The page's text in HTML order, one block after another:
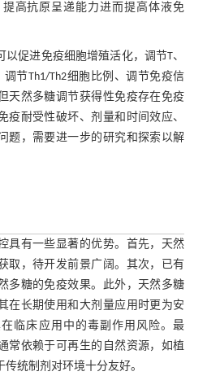
高抗原呈递能力进而提高体液免
促进免疫细胞增殖活化，调节T、
节Th1/Th2细胞比例、调节免疫信
天然多糖调节获得性免疫存在免疫
疫耐受性破坏、剂量和时间效应、
题，需要进一步的研究和探索以解
具有一些显著的优势。首先，天然
取，待开发前景广阔。其次，已有
多糖的免疫效果。此外，天然多糖
在长期使用和大剂量应用时更为安
临床应用中的毒副作用风险。最
常依赖于可再生的自然资源，如植
统制剂对环境十分友好。